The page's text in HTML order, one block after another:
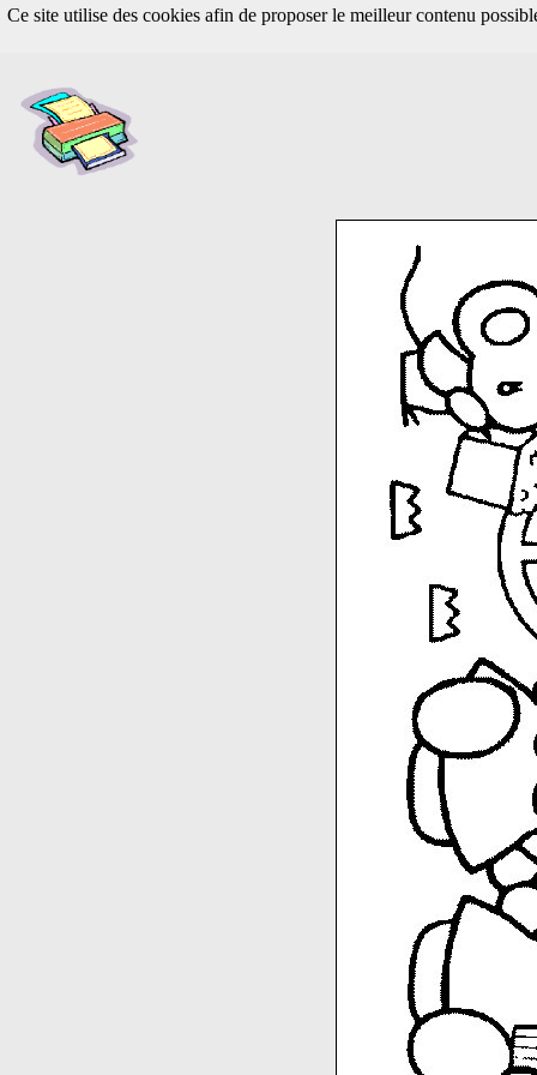
Ce site utilise des cookies afin de proposer le meilleur contenu